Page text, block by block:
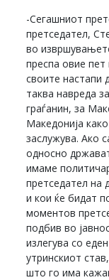
-Сегашниот
претседател,
во
преспа овие
своите настапи
таква навреда
граѓанин, за
Македонија
заслужува. Ако
односно
имаме
претседател на
и кои ќе бидат
моментов
подбив во
излегува со
утринскиот
што го има